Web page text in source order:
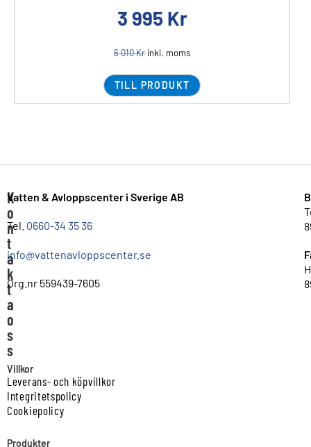
3 995 Kr
6 010Kr inkl. moms
TILL PRODUKT
K
o
n
t
a
k
t
a
o
s
s
Vatten & Avloppscenter i Sverige AB
Tel. 0660-34 35 36
info@vattenavloppscenter.se
Org.nr 559439-7605
Villkor
Leverans- och köpvillkor
Integritetspolicy
Cookiepolicy
Produkter